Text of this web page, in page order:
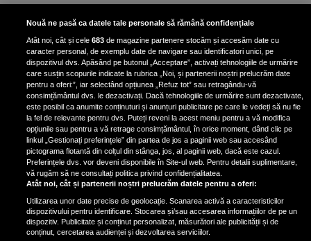
Bruce Dickinson, solistul trupei
Iron Maiden, şi-a arătat talentul
de scrimer la un concurs în Franţa
Nicki Minaj, acuzată de agresiune
de fostul manager: Detalii șocante
din proces
Nicki Minaj le-a lăudat pe...
Nouă ne pasă ca datele tale personale să rămână confidențiale
Atât noi, cât și cele683 de magazine partenere stocăm și accesăm date cu
caracter personal, de exemplu date de navigare sau identificatori unici, pe
dispozitivul dvs. Apăsând pe butonul „Acceptare”, activați tehnologiile de urmărire
care susțin scopurile indicate la rubrica „Noi, și partenerii noștri prelucrăm date
pentru a oferi:”, iar selectând opțiunea „Refuz tot” sau retragându-vă
consimțământul dvs. le dezactivați. Dacă tehnologiile de urmărire sunt dezactivate,
este posibil ca anumite conținuturi și anunțuri publicitare pe care le vedeți să nu fie
la fel de relevante pentru dvs. Puteți reveni la acest meniu pentru a vă modifica
opțiunile sau pentru a vă retrage consimțământul, în orice moment, dând clic pe
linkul „Gestionați preferințele” din partea de jos a paginii web sau accesând
pictograma flotantă din colțul din stânga, jos, al paginii web, dacă este cazul.
Preferințele dvs. vor deveni disponibile în Site-ul web. Pentru detalii suplimentare,
vă rugăm să ne consultați politica privind confidențialitatea.
Atât noi, cât și partenerii noștri prelucrăm datele pentru a oferi:
Utilizarea unor date precise de geolocație. Scanarea activă a caracteristicilor
dispozitivului pentru identificare. Stocarea și/sau accesarea informațiilor de pe un
dispozitiv. Publicitate și conținut personalizat, măsurători ale publicității și de
conținut, cercetarea audienței și dezvoltarea serviciilor.